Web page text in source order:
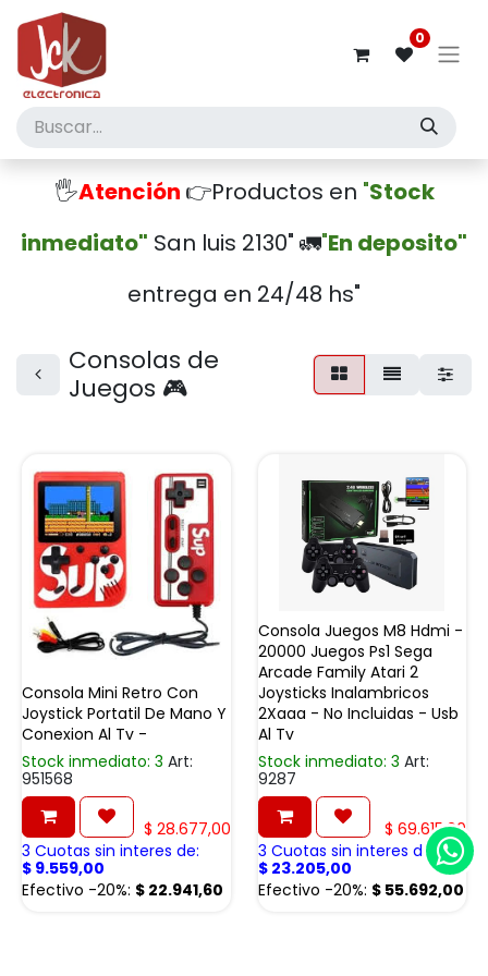
0
🖐️Atención 👉Productos en "Stock
inmediato" San luis 2130" 🚛"En deposito"
entrega en 24/48 hs"
Consolas de
Juegos 🎮
Consola Mini Retro Con
Joystick Portatil De Mano Y
Conexion Al Tv -
Stock inmediato: 3 Art:
951568
$ 28.677,00
3 Cuotas sin interes de:
$ 9.559,00
Efectivo -20%: $ 22.941,60
Consola Juegos M8 Hdmi -
20000 Juegos Ps1 Sega
Arcade Family Atari 2
Joysticks Inalambricos
2Xaaa - No Incluidas - Usb
Al Tv
Stock inmediato: 3 Art:
9287
$ 69.615,00
3 Cuotas sin interes de:
$ 23.205,00
Efectivo -20%: $ 55.692,00